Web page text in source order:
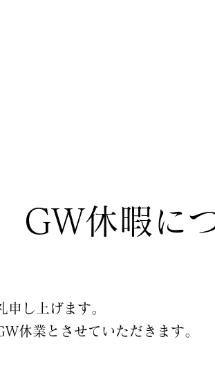
休暇に
し上げます。
休業とさせていただきます。